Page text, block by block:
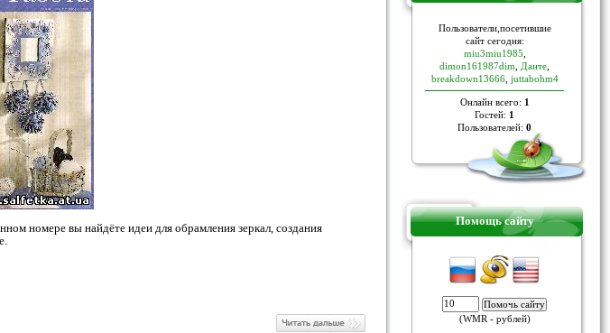
номере вы найдёте идеи для обрамления зеркал, создания
Пoльзoвaтели,пoceтившие
caйт ceгoдня:
miu3miu1985
dimon161987dim
Данте
breakdown13666, juttabohm4
Онлайн всего: 1
Гостей: 1
Пользователей: 0
Помощь сайту
(WMR - рублей)